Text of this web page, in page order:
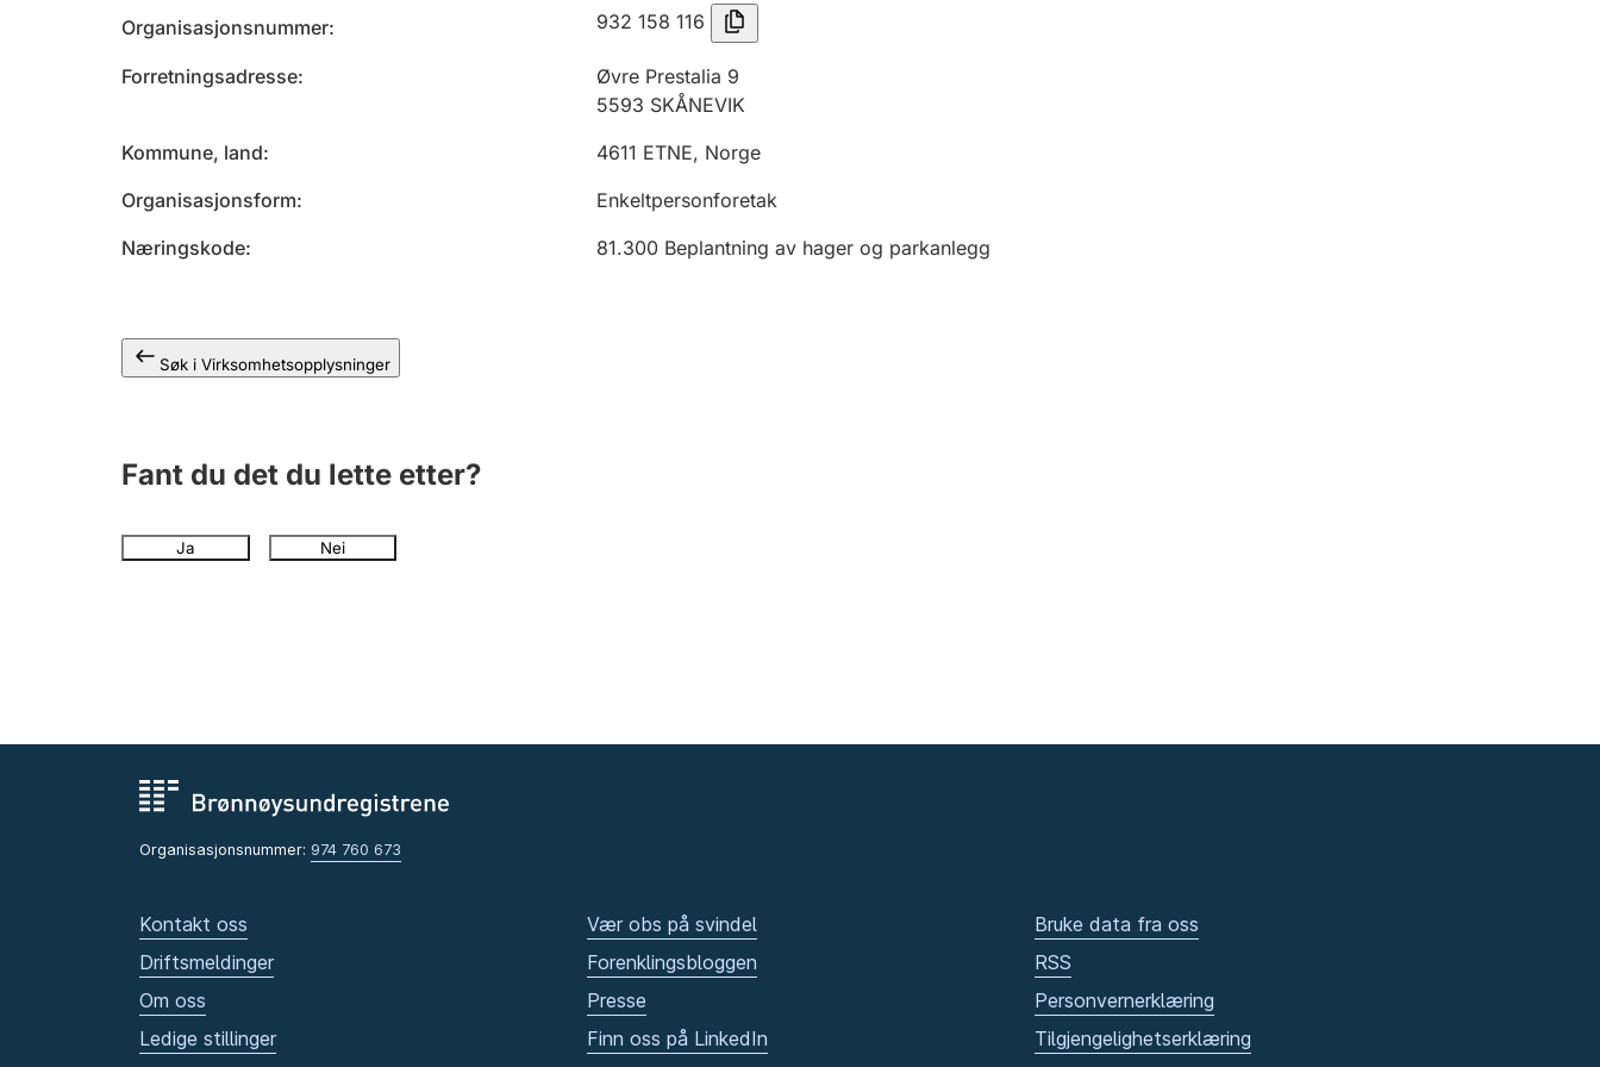
Organisasjonsnummer 932 158 116
Forretningsadresse
Øvre Prestalia 9
5593 SKÅNEVIK
Kommune, land
4611 ETNE, Norge
Organisasjonsform
Enkeltpersonforetak
Næringskode
81.300 Beplantning av hager og parkanlegg
Søk i Virksomhetsopplysninger
Fant du det du lette etter?
Ja Nei
Organisasjonsnummer: 974 760 673
Kontakt oss
Driftsmeldinger
Om oss
Ledige stillinger
Vær obs på svindel
Forenklingsbloggen
Presse
Finn oss på LinkedIn
Bruke data fra oss
RSS
Personvernerklæring
Tilgjengelighetserklæring